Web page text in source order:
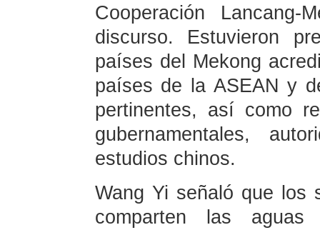
Cooperación
discurso. Estuvieron
países del Mekong
países de la ASEAN y
pertinentes, así como
gubernamentales,
estudios chinos.
Wang Yi señaló que los
comparten las